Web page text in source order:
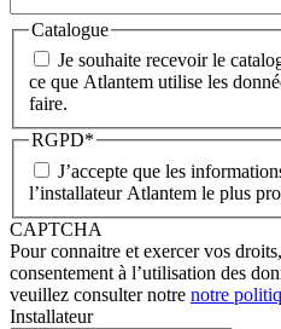
Catalogue
Je souhaite recevoir le
ce que Atlantem utilise les
faire.
RGPD*
J’accepte que les
l’installateur Atlantem le plus
CAPTCHA
Pour connaitre et exercer vos
consentement à l’utilisation des
veuillez consulter notre notre
Installateur